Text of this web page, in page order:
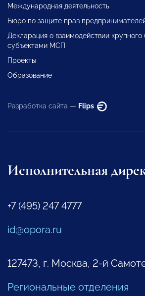
Международная деятельность
Бюро по защите прав
Декларация о взаимодействии крупного
субъектами МСП
Проекты
Образование
Разработка сайта — Flips
Исполнительная
+7 (495) 247 4777
id@opora.ru
127473, г. Москва, 2-й
Региональные отделения